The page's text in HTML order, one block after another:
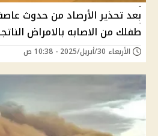
بعد تحذير الأرصاد من حدوث
طفلك من الاصابه بالامراض
الأربعاء 30/أبريل/2025 - 10:38 ص